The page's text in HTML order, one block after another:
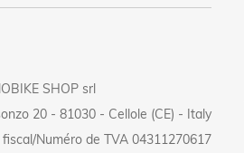
SHOP srl
20 - 81030 - Cellole (CE) - Italy
fiscal/Numéro de TVA 04311270617